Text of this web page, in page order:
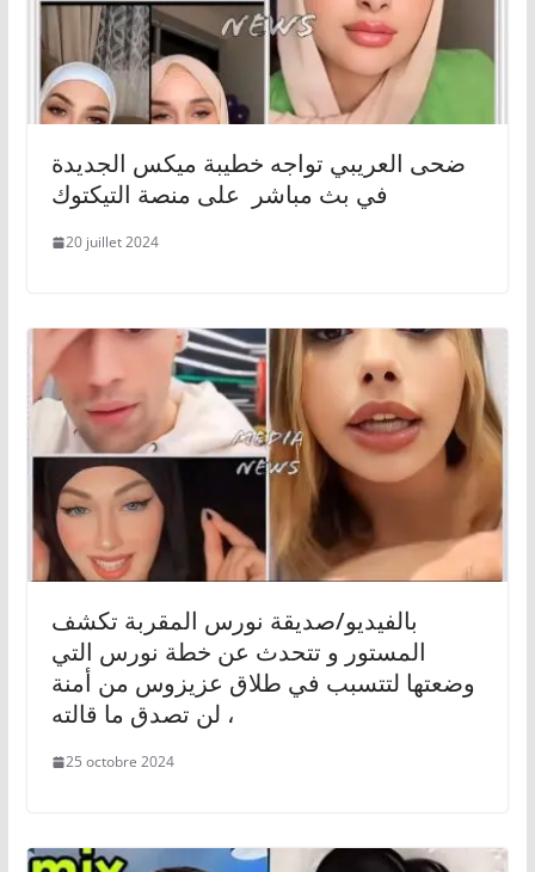
ضحى العريبي تواجه خطيبة ميكس الجديدة
في بث مباشر على منصة التيكتوك
20 juillet 2024
بالفيديو/صديقة نورس المقربة تكشف
المستور و تتحدث عن خطة نورس التي
وضعتها لتتسبب في طلاق عزيزوس من أمنة
، لن تصدق ما قالته
25 octobre 2024